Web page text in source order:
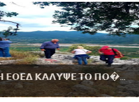
𝝚𝝤𝝚𝝙 𝝟𝝖𝝠𝝪𝝭𝝚 𝝩𝝤 𝝥𝝤...